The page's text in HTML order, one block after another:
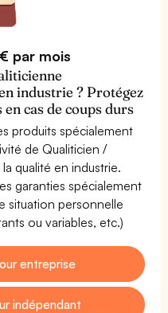
par mois
industrie ? Protégez
cas de coups durs
produits spécialement
de Qualiticien /
qualité en industrie.
garanties spécialement
situation personnelle
ou variables, etc.)
entreprise
indépendant